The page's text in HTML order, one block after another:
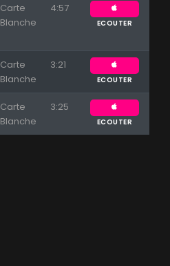
Carte
Blanche
4:57
ECOUTER
Carte
Blanche
3:21
ECOUTER
Carte
Blanche
3:25
ECOUTER